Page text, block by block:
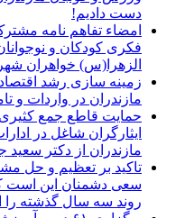
دست دادیم!
امضاء تفاهم نامه
فکری کودکان و
الزهرا(س) خواهران
زمینه سازی رشد
مازندران در واردات و
حمایت قاطع جمع
ایثارگران شاغل در
مازندران از دکتر سعید
تاکید بر تعظیم و حل
سعی دشمنان این است
روند سه سال گذشته را